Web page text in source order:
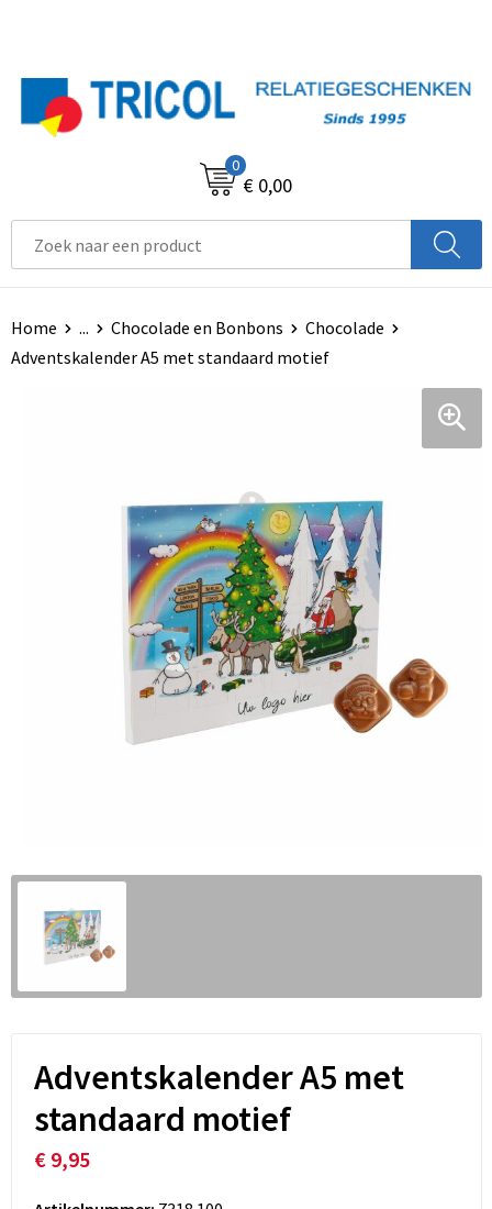
0
€ 0,00
Home ... Chocolade en Bonbons
Chocolade
Adventskalender A5 met standaard motief
Adventskalender A5 met
standaard motief
€ 9,95